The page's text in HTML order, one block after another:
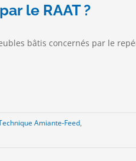
le RAAT ?
bâtis concernés par le
Amiante-Feed,